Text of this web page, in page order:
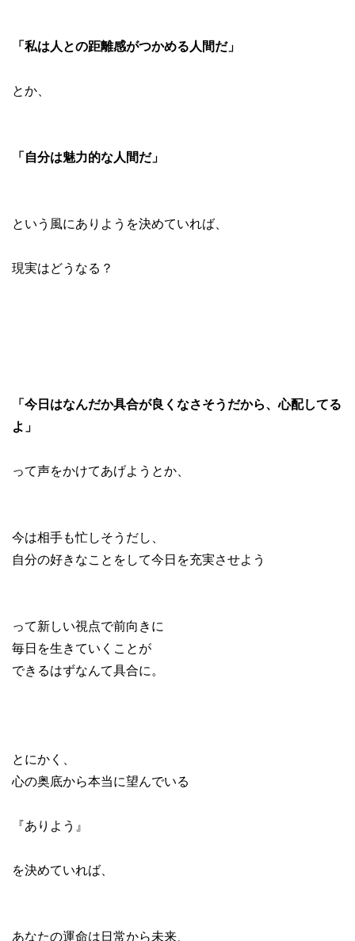
「私は人との距離感がつかめる人間だ」
とか、
「自分は魅力的な人間だ」
という風にありようを決めていれば、
現実はどうなる？
「今日はなんだか具合が良くなさそうだから、心配してる
よ」
って声をかけてあげようとか、
今は相手も忙しそうだし、
自分の好きなことをして今日を充実させよう
って新しい視点で前向きに
毎日を生きていくことが
できるはずなんて具合に。
とにかく、
心の奥底から本当に望んでいる
『ありよう』
を決めていれば、
あなたの運命は日常から未来、